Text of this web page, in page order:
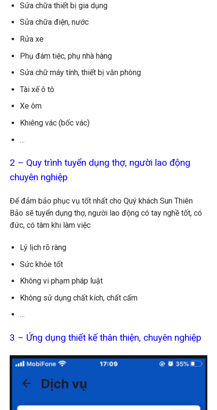
Sửa chữa thiết bị gia dụng
Sửa chữa điện, nước
Rửa xe
Phụ đám tiệc, phụ nhà hàng
Sửa chữ máy tính, thiết bị văn phòng
Tài xế ô tô
Xe ôm
Khiêng vác (bốc vác)
…
2 – Quy trình tuyển dụng thợ, người lao động
chuyên nghiệp
Để đảm bảo phục vụ tốt nhất cho Quý khách Sun Thiên
Bảo sẽ tuyển dụng thợ, người lao động có tay nghề tốt, có
đức, có tâm khi làm việc
Lý lịch rõ ràng
Sức khỏe tốt
Không vi phạm pháp luật
Không sử dụng chất kích, chất cấm
…
3 – Ứng dụng thiết kế thân thiện, chuyên nghiệp